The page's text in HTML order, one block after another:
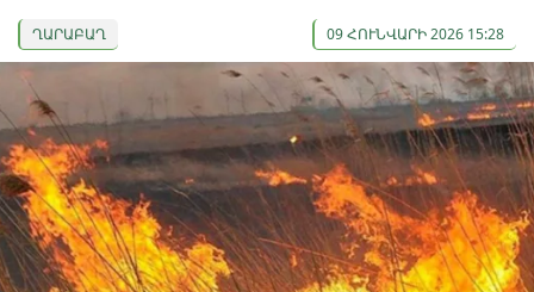
ՂԱՐԱԲԱՂ 09 ՀՈՒՆՎԱՐԻ 2026 15:28